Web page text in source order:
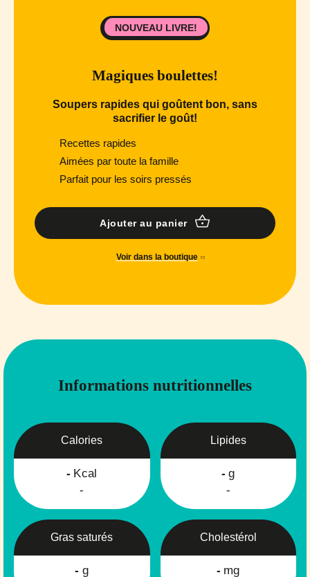
Magiques boulettes!
Soupers rapides qui goûtent bon, sans
sacrifier le goût!
Recettes rapides
Aimées par toute la famille
Parfait pour les soirs pressés
Ajouter au panier
Voir dans la boutique
NOUVEAU LIVRE!
Informations nutritionnelles
Calories
- Kcal
-
Lipides
- g
-
Gras saturés
- g
Cholestérol
- mg